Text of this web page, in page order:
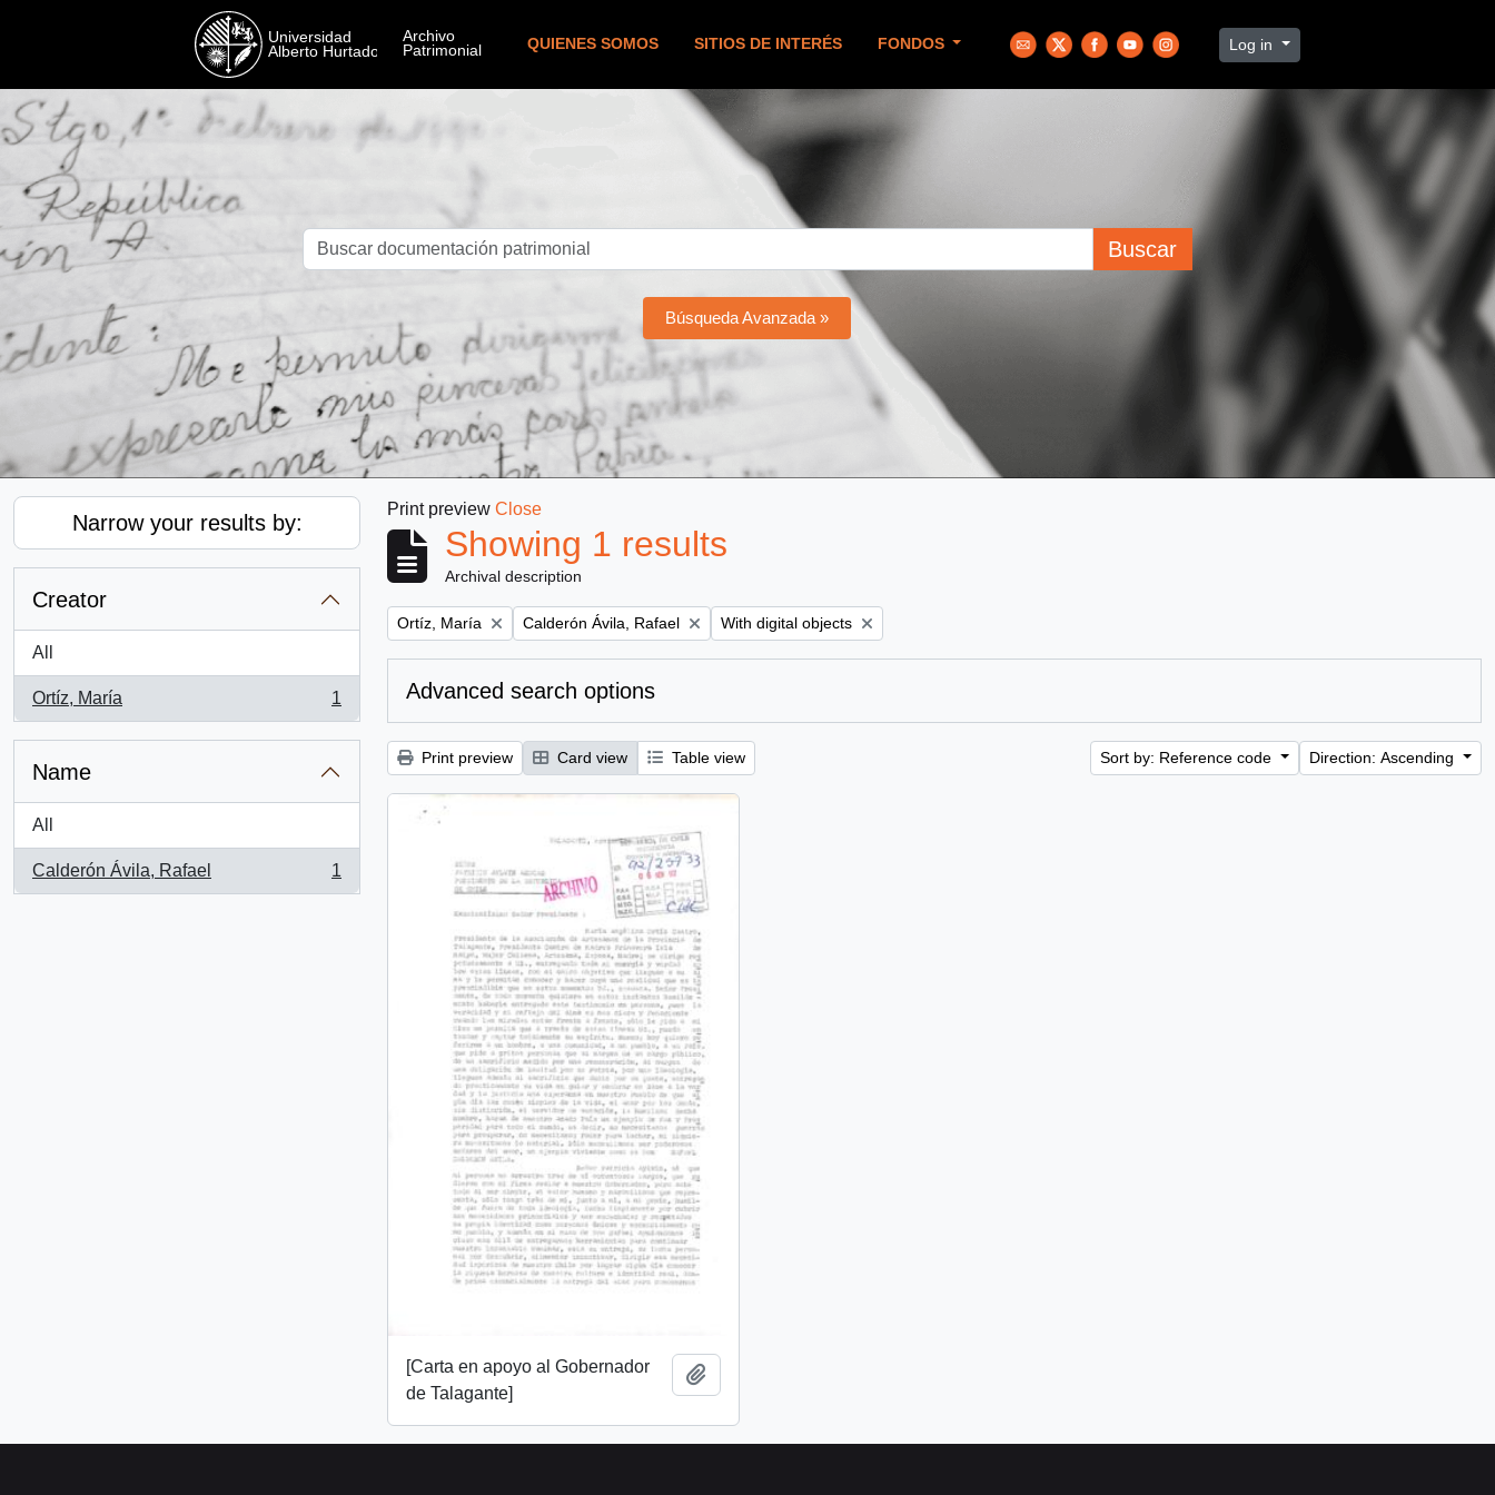
QUIENES SOMOS SITIOS DE INTERÉS FONDOS Log in
Buscar
Búsqueda Avanzada »
Narrow your results by:
Creator
All
Ortíz, María
, 1 results
1
Name
All
Calderón Ávila, Rafael
, 1 results
1
Print preview Close
Showing 1 results
Archival description
Remove filter:
Ortíz, María Remove filter:
Calderón Ávila, Rafael Remove filter:
With digital objects
Advanced search options
Print preview Card view Table view Sort by: Reference code Direction: Ascending
[Carta en apoyo al Gobernador
de Talagante]